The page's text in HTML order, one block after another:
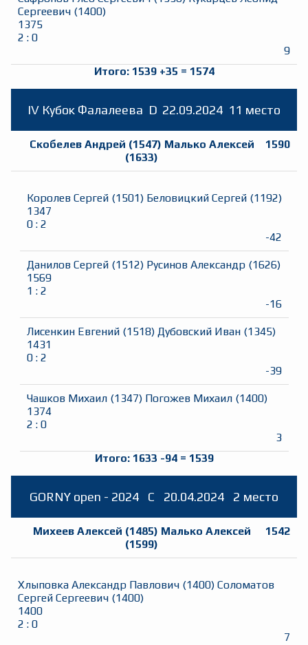
Сергеевич (1400)
1375
2 : 0
9
Итого: 1539 +35 = 1574
IV Кубок Фалалеева D 22.09.2024 11 место
Скобелев Андрей (1547) Малько Алексей
(1633)
1590
Королев Сергей (1501) Беловицкий Сергей (1192)
1347
0: 2
-42
Данилов Сергей (1512) Русинов Александр (1626)
1569
1 : 2
-16
Лисенкин Евгений (1518) Дубовский Иван (1345)
1431
0: 2
-39
Чашков Михаил (1347) Погожев Михаил (1400)
1374
2 : 0
3
Итого: 1633 -94= 1539
GORNY open - 2024 C 20.04.2024 2 место
Михеев Алексей (1485) Малько Алексей
(1599)
1542
Хлыповка Александр Павлович (1400) Соломатов
Сергей Сергеевич (1400)
1400
2 : 0
7